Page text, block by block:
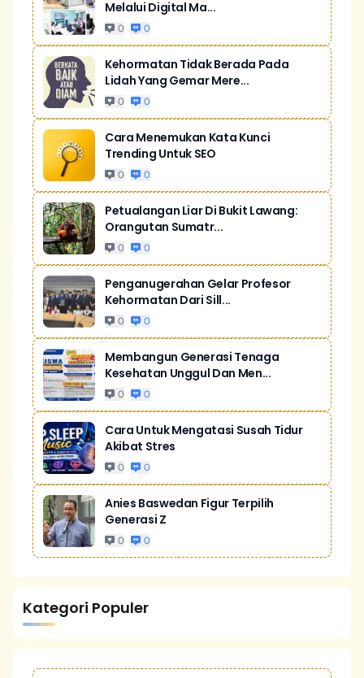
Melalui Digital Ma...
0 0
Kehormatan Tidak Berada Pada
Lidah Yang Gemar Mere...
0 0
Cara Menemukan Kata Kunci
Trending Untuk SEO
0 0
Petualangan Liar Di Bukit Lawang:
Orangutan Sumatr...
0 0
Penganugerahan Gelar Profesor
Kehormatan Dari Sill...
0 0
Membangun Generasi Tenaga
Kesehatan Unggul Dan Men...
0 0
Cara Untuk Mengatasi Susah Tidur
Akibat Stres
0 0
Anies Baswedan Figur Terpilih
Generasi Z
0 0
Kategori Populer